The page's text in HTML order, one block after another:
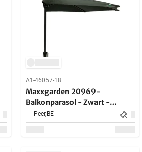
A1-46057-18
Maxxgarden 20969-
Balkonparasol - Zwart -
270x135
Peer,BE